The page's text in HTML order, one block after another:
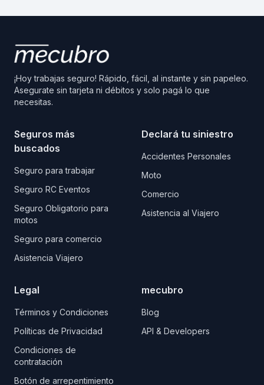
¡Hoy trabajas seguro! Rápido, fácil, al instante y sin papeleo.
Asegurate sin tarjeta ni débitos y solo pagá lo que
necesitas.
Seguros más
buscados
Seguro para trabajar
Seguro RC Eventos
Seguro Obligatorio para
motos
Seguro para comercio
Asistencia Viajero
Declará tu siniestro
Accidentes Personales
Moto
Comercio
Asistencia al Viajero
Legal
Términos y Condiciones
Políticas de Privacidad
Condiciones de
contratación
Botón de arrepentimiento
mecubro
Blog
API & Developers